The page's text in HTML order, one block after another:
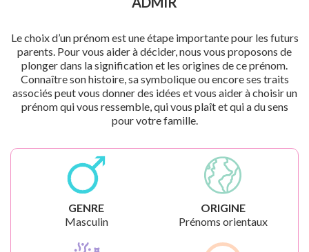
Le choix d’un prénom est une étape importante pour les futurs
parents. Pour vous aider à décider, nous vous proposons de
plonger dans la signification et les origines de ce prénom.
Connaître son histoire, sa symbolique ou encore ses traits
associés peut vous donner des idées et vous aider à choisir un
prénom qui vous ressemble, qui vous plaît et qui a du sens
pour votre famille.
GENRE
Masculin
ORIGINE
Prénoms orientaux